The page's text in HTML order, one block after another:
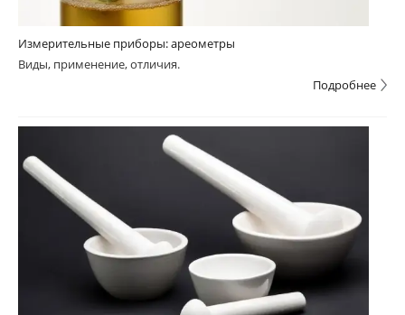
Измерительные приборы: ареометры
Виды, применение, отличия.
Подробнее